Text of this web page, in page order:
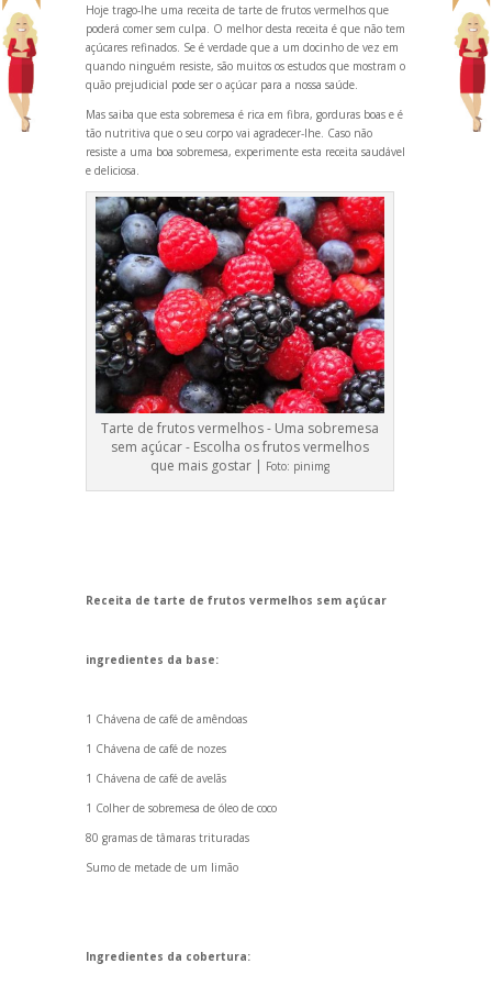
Hoje trago-lhe uma receita de tarte de frutos vermelhos que
poderá comer sem culpa. O melhor desta receita é que não tem
açúcares refinados. Se é verdade que a um docinho de vez em
quando ninguém resiste, são muitos os estudos que mostram o
quão prejudicial pode ser o açúcar para a nossa saúde.
Mas saiba que esta sobremesa é rica em fibra, gorduras boas e é
tão nutritiva que o seu corpo vai agradecer-lhe. Caso não
resiste a uma boa sobremesa, experimente esta receita saudável
e deliciosa.
Tarte de frutos vermelhos - Uma sobremesa
sem açúcar - Escolha os frutos vermelhos
que mais gostar | Foto: pinimg
Receita de tarte de frutos vermelhos sem açúcar
ingredientes da base:
1 Chávena de café de amêndoas
1 Chávena de café de nozes
1 Chávena de café de avelãs
1 Colher de sobremesa de óleo de coco
80 gramas de tâmaras trituradas
Sumo de metade de um limão
Ingredientes da cobertura: